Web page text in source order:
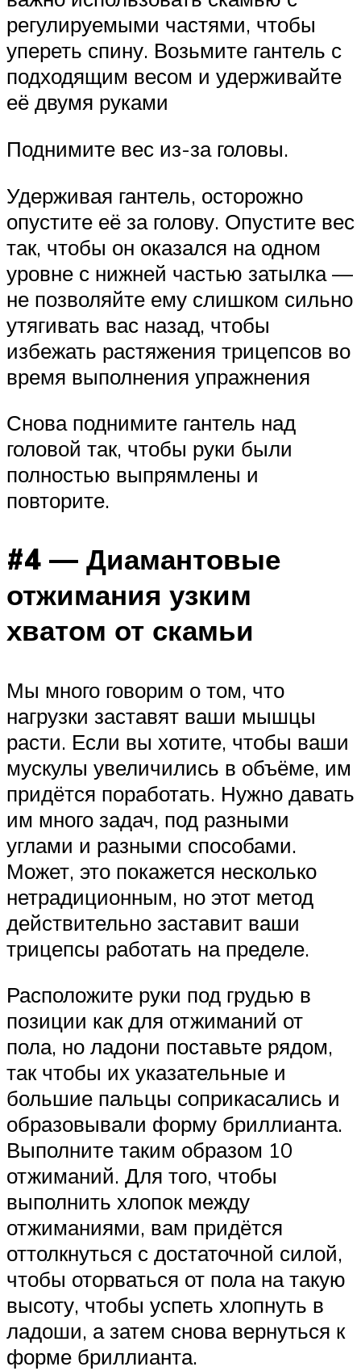
регулируемыми частями, чтобы
упереть спину. Возьмите гантель с
подходящим весом и удерживайте
её двумя руками
Поднимите вес из-за головы.
Удерживая гантель, осторожно
опустите её за голову. Опустите вес
так, чтобы он оказался на одном
уровне с нижней частью затылка —
не позволяйте ему слишком сильно
утягивать вас назад, чтобы
избежать растяжения трицепсов во
время выполнения упражнения
Снова поднимите гантель над
головой так, чтобы руки были
полностью выпрямлены и
повторите.
#4 — Диамантовые
отжимания узким
хватом от скамьи
Мы много говорим о том, что
нагрузки заставят ваши мышцы
расти. Если вы хотите, чтобы ваши
мускулы увеличились в объёме, им
придётся поработать. Нужно давать
им много задач, под разными
углами и разными способами.
Может, это покажется несколько
нетрадиционным, но этот метод
действительно заставит ваши
трицепсы работать на пределе.
Расположите руки под грудью в
позиции как для отжиманий от
пола, но ладони поставьте рядом,
так чтобы их указательные и
большие пальцы соприкасались и
образовывали форму бриллианта.
Выполните таким образом 10
отжиманий. Для того, чтобы
выполнить хлопок между
отжиманиями, вам придётся
оттолкнуться с достаточной силой,
чтобы оторваться от пола на такую
высоту, чтобы успеть хлопнуть в
ладоши, а затем снова вернуться к
форме бриллианта.